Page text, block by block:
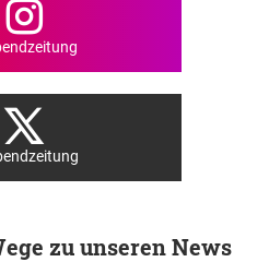
zu unseren News